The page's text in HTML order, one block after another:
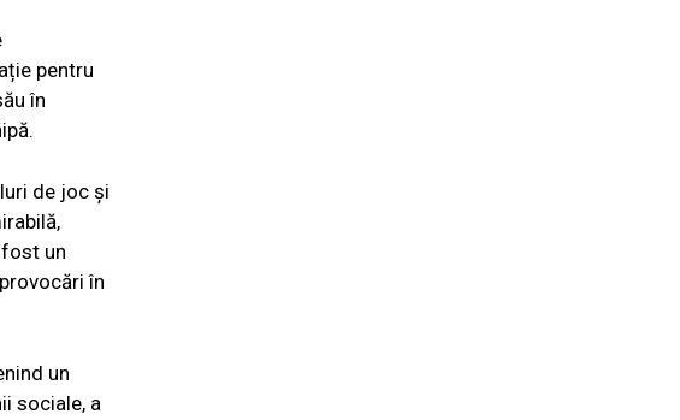
pentru
în
de joc și
un
în
un
sociale, a